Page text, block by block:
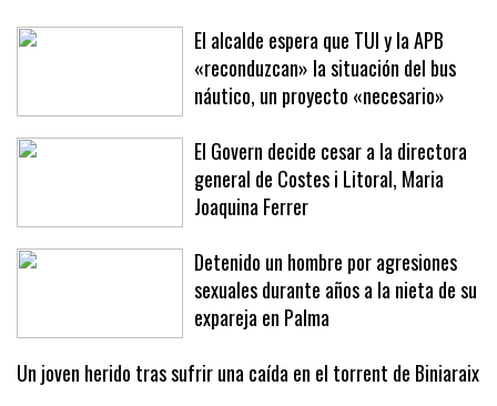
El alcalde espera que TUI y la APB
«reconduzcan» la situación del bus
náutico, un proyecto «necesario»
El Govern decide cesar a la directora
general de Costes i Litoral, Maria
Joaquina Ferrer
Detenido un hombre por agresiones
sexuales durante años a la nieta de su
expareja en Palma
Un joven herido tras sufrir una caída en el torrent de Biniaraix